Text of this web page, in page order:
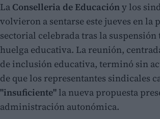
La Conselleria de Educacióny los
volvieron a sentarse este jueves en la
sectorial celebrada tras la
huelga educativa. La reunión,
de inclusión educativa, terminó sin
de que los representantes sindicales
"insuficiente" la nueva propuesta
administración autonómica.